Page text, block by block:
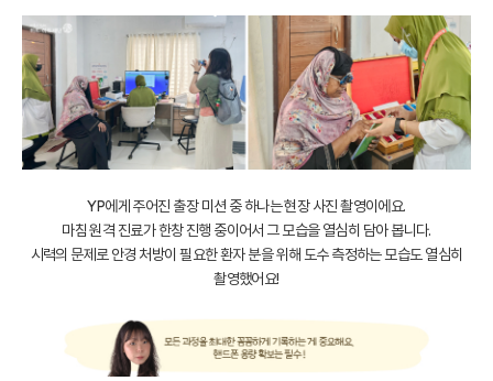
YP에게 주어진 출장 미션 중 하나는 현장 사진 촬영이에요.
마침 원격 진료가 한창 진행 중이어서 그 모습을 열심히 담아 봅니다.
시력의 문제로 안경 처방이 필요한 환자 분을 위해 도수 측정하는 모습도 열심히
촬영했어요!